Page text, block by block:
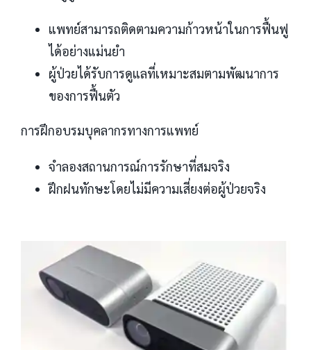
แพทย์สามารถติดตามความก้าวหน้าในการฟื้นฟู
ได้อย่างแม่นยำ
ผู้ป่วยได้รับการดูแลที่เหมาะสมตามพัฒนาการ
ของการฟื้นตัว
การฝึกอบรมบุคลากรทางการแพทย์
จำลองสถานการณ์การรักษาที่สมจริง
ฝึกฝนทักษะโดยไม่มีความเสี่ยงต่อผู้ป่วยจริง